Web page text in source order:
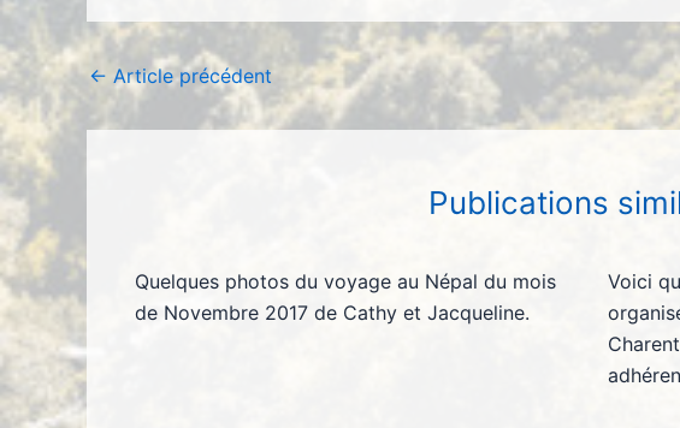
← Article précédent
Publications
Quelques photos du voyage au Népal du mois
de Novembre 2017 de Cathy et Jacqueline.
Voici